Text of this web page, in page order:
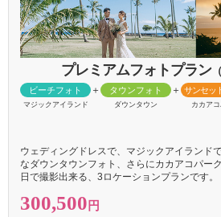
プレミアムフォト
ビーチフォト
マジックアイランド
＋ タウンフォト
ダウンタウン
＋ サンセッ
カカア
ウェディングドレスで、マジックアイランド
なダウンタウンフォト、さらにカカアコパー
日で撮影出来る、3ロケーションプランです。
300,500 円